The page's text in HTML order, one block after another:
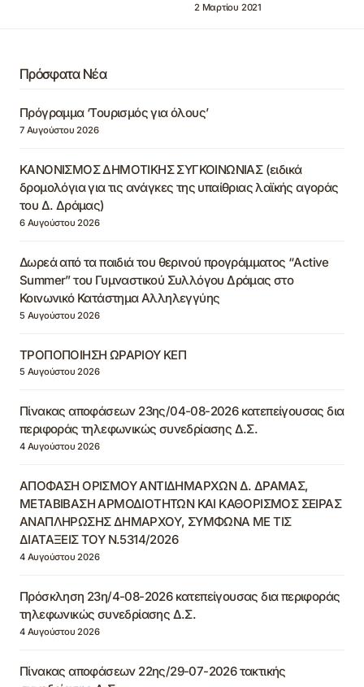
2 Μαρτίου 2021
Πρόσφατα Νέα
Πρόγραμμα ‘Τουρισμός για όλους’
7 Αυγούστου 2026
ΚΑΝΟΝΙΣΜΟΣ ΔΗΜΟΤΙΚΗΣ ΣΥΓΚΟΙΝΩΝΙΑΣ (ειδικά
δρομολόγια για τις ανάγκες της υπαίθριας λαϊκής αγοράς
του Δ. Δράμας)
6 Αυγούστου 2026
Δωρεά από τα παιδιά του θερινού προγράμματος “Active
Summer” του Γυμναστικού Συλλόγου Δράμας στο
Κοινωνικό Κατάστημα Αλληλεγγύης
5 Αυγούστου 2026
ΤΡΟΠΟΠΟΙΗΣΗ ΩΡΑΡΙΟΥ ΚΕΠ
5 Αυγούστου 2026
Πίνακας αποφάσεων 23ης/04-08-2026 κατεπείγουσας δια
περιφοράς τηλεφωνικώς συνεδρίασης Δ.Σ.
4 Αυγούστου 2026
ΑΠΟΦΑΣΗ ΟΡΙΣΜΟΥ ΑΝΤΙΔΗΜΑΡΧΩΝ Δ. ΔΡΑΜΑΣ,
ΜΕΤΑΒΙΒΑΣΗ ΑΡΜΟΔΙΟΤΗΤΩΝ ΚΑΙ ΚΑΘΟΡΙΣΜΟΣ ΣΕΙΡΑΣ
ΑΝΑΠΛΗΡΩΣΗΣ ΔΗΜΑΡΧΟΥ, ΣΥΜΦΩΝΑ ΜΕ ΤΙΣ
ΔΙΑΤΑΞΕΙΣ ΤΟΥ Ν.5314/2026
4 Αυγούστου 2026
Πρόσκληση 23η/4-08-2026 κατεπείγουσας δια περιφοράς
τηλεφωνικώς συνεδρίασης Δ.Σ.
4 Αυγούστου 2026
Πίνακας αποφάσεων 22ης/29-07-2026 τακτικής